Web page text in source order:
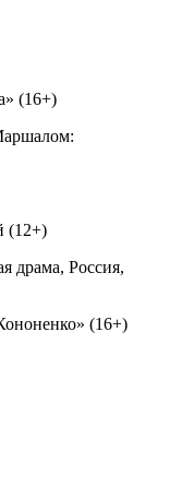
(16+)
(12+)
драма, Россия,
(16+)